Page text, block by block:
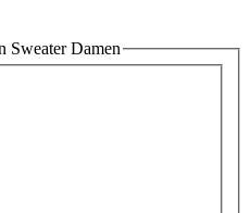
Sweater Damen